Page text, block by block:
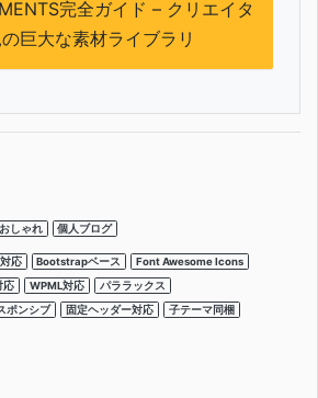
完全ガイド – クリエイタ
巨大な素材ライブラリ
しゃれ 個人ブログ
応 Bootstrapベース
Font Awesome Icons
応 WPML対応
パララックス
ポンシブ 固定ヘッダー対応 子テーマ同梱